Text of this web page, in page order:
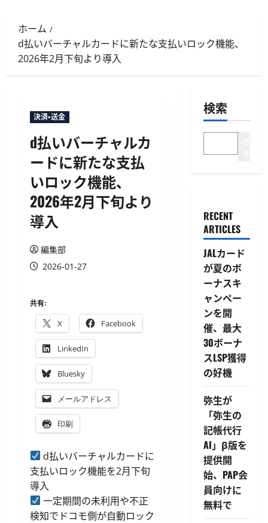
ホーム
d払いバーチャルカードに新たな支払いロック機能、
2026年2月下旬より導入
決済・送金
d払いバーチャルカ
ードに新たな支払
いロック機能、
2026年2月下旬より
導入
編集部
2026-01-27
共有:
X Facebook
LinkedIn
Bluesky
メールアドレス
印刷
d払いバーチャルカードに
支払いロック機能を2月下旬
導入
一定期間の未利用や不正
検知でドコモ側が自動ロック
検索
RECENT
ARTICLES
JALカード
が夏のボ
ーナスキ
ャンペー
ンを開
催、最大
30ボーナ
スLSP獲得
の好機
弥生が
「弥生の
記帳代行
AI」β版を
提供開
始、PAP会
員向けに
無料で